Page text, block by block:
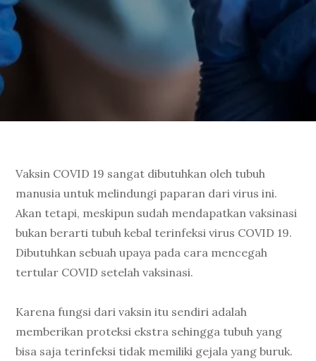
Vaksin COVID 19 sangat dibutuhkan oleh tubuh
manusia untuk melindungi paparan dari virus ini.
Akan tetapi, meskipun sudah mendapatkan vaksinasi
bukan berarti tubuh kebal terinfeksi virus COVID 19.
Dibutuhkan sebuah upaya pada cara mencegah
tertular COVID setelah vaksinasi.
Karena fungsi dari vaksin itu sendiri adalah
memberikan proteksi ekstra sehingga tubuh yang
bisa saja terinfeksi tidak memiliki gejala yang buruk.